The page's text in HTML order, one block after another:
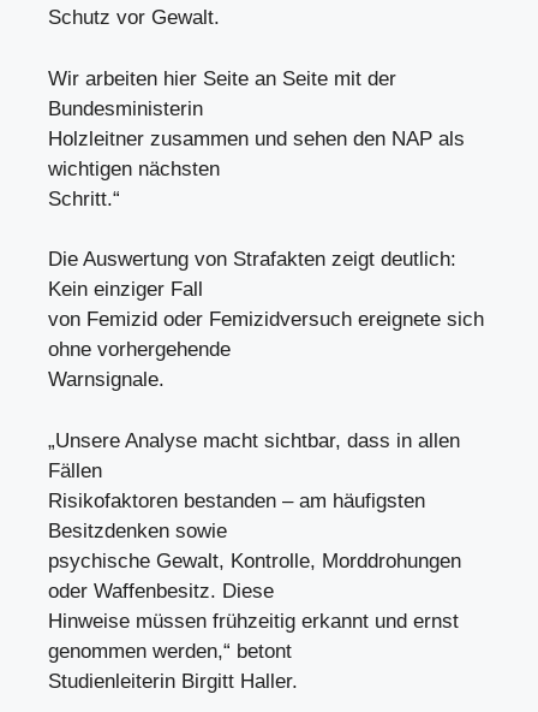
Schutz vor Gewalt.
Wir arbeiten hier Seite an Seite mit der
Bundesministerin
Holzleitner zusammen und sehen den NAP als
wichtigen nächsten
Schritt.“
Die Auswertung von Strafakten zeigt deutlich:
Kein einziger Fall
von Femizid oder Femizidversuch ereignete sich
ohne vorhergehende
Warnsignale.
„Unsere Analyse macht sichtbar, dass in allen
Fällen
Risikofaktoren bestanden – am häufigsten
Besitzdenken sowie
psychische Gewalt, Kontrolle, Morddrohungen
oder Waffenbesitz. Diese
Hinweise müssen frühzeitig erkannt und ernst
genommen werden,“ betont
Studienleiterin Birgitt Haller.